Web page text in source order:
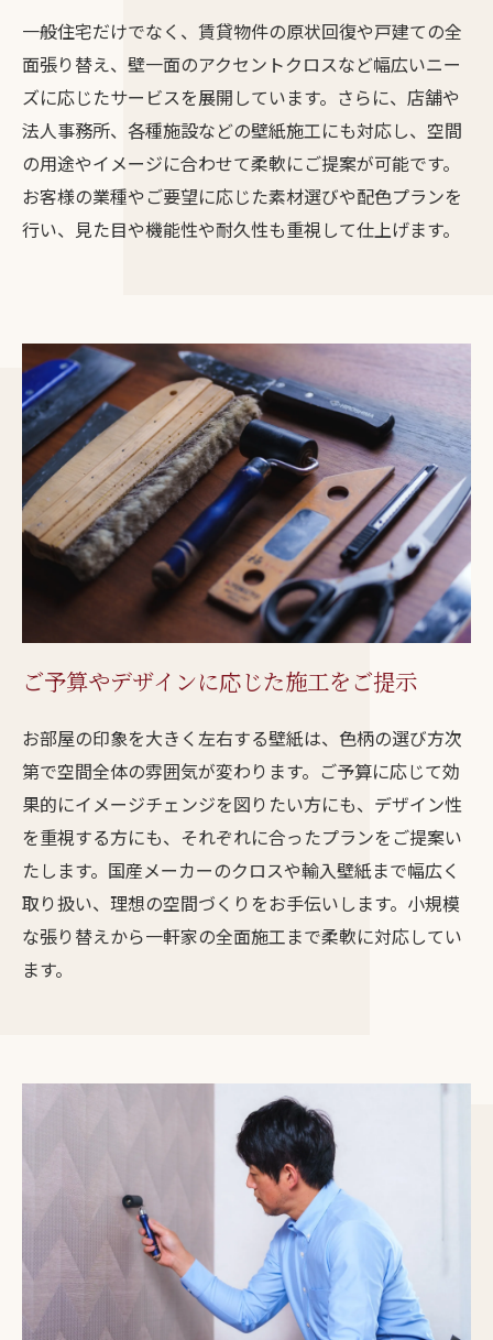
一般住宅だけでなく、賃貸物件の原状回復や戸建ての全
面張り替え、壁一面のアクセントクロスなど幅広いニー
ズに応じたサービスを展開しています。さらに、店舗や
法人事務所、各種施設などの壁紙施工にも対応し、空間
の用途やイメージに合わせて柔軟にご提案が可能です。
お客様の業種やご要望に応じた素材選びや配色プランを
行い、見た目や機能性や耐久性も重視して仕上げます。
ご予算やデザインに応じた施工をご提示
お部屋の印象を大きく左右する壁紙は、色柄の選び方次
第で空間全体の雰囲気が変わります。ご予算に応じて効
果的にイメージチェンジを図りたい方にも、デザイン性
を重視する方にも、それぞれに合ったプランをご提案い
たします。国産メーカーのクロスや輸入壁紙まで幅広く
取り扱い、理想の空間づくりをお手伝いします。小規模
な張り替えから一軒家の全面施工まで柔軟に対応してい
ます。